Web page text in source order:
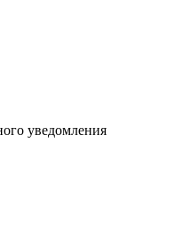
уведомления